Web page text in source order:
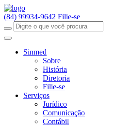
(84) 99934-9642 Filie-se
Sinmed
Sobre
História
Diretoria
Filie-se
Serviços
Jurídico
Comunicação
Contábil